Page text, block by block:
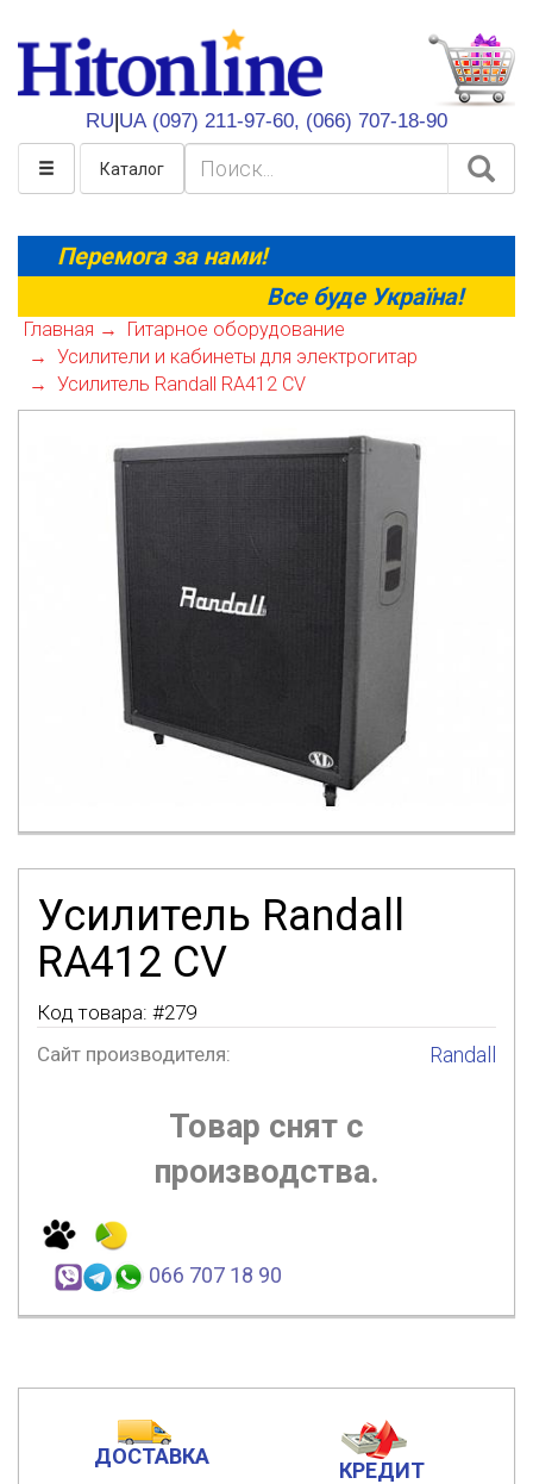
RU|UA (097) 211-97-60, (066) 707-18-90
HitOnline
Каталог
Перемога за нами!
Все буде Україна!
Главная
Гитарное оборудование
Усилители и кабинеты для электрогитар
Усилитель Randall RA412 CV
Усилитель Randall
RA412 CV
Код товара: #279
Сайт производителя:
Randall
Товар снят с
производства.
066 707 18 90
ДОСТАВКА
КРЕДИТ